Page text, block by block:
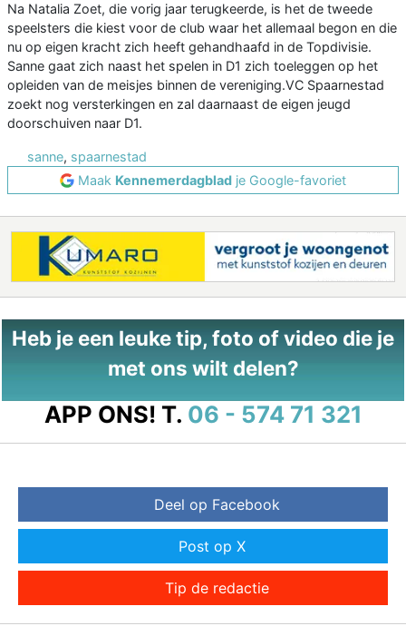
Na Natalia Zoet, die vorig jaar terugkeerde, is het de tweede
speelsters die kiest voor de club waar het allemaal begon en die
nu op eigen kracht zich heeft gehandhaafd in de Topdivisie.
Sanne gaat zich naast het spelen in D1 zich toeleggen op het
opleiden van de meisjes binnen de vereniging.VC Spaarnestad
zoekt nog versterkingen en zal daarnaast de eigen jeugd
doorschuiven naar D1.
sanne, spaarnestad
Maak Kennemerdagblad je Google-favoriet
Heb je een leuke tip, foto of video die je
met ons wilt delen?
APP ONS! T. 06 - 574 71 321
Deel op Facebook
Post op X
Tip de redactie